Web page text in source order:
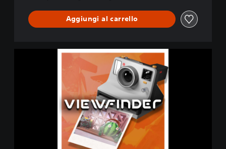
Aggiungi al carrello